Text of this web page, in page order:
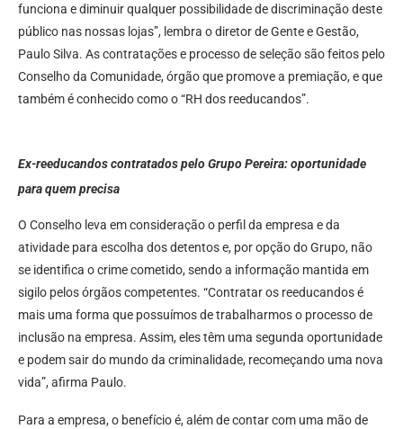
funciona e diminuir qualquer possibilidade de discriminação deste
público nas nossas lojas”, lembra o diretor de Gente e Gestão,
Paulo Silva. As contratações e processo de seleção são feitos pelo
Conselho da Comunidade, órgão que promove a premiação, e que
também é conhecido como o “RH dos reeducandos”.
Ex-reeducandos contratados pelo Grupo Pereira: oportunidade
para quem precisa
O Conselho leva em consideração o perfil da empresa e da
atividade para escolha dos detentos e, por opção do Grupo, não
se identifica o crime cometido, sendo a informação mantida em
sigilo pelos órgãos competentes. “Contratar os reeducandos é
mais uma forma que possuímos de trabalharmos o processo de
inclusão na empresa. Assim, eles têm uma segunda oportunidade
e podem sair do mundo da criminalidade, recomeçando uma nova
vida”, afirma Paulo.
Para a empresa, o benefício é, além de contar com uma mão de